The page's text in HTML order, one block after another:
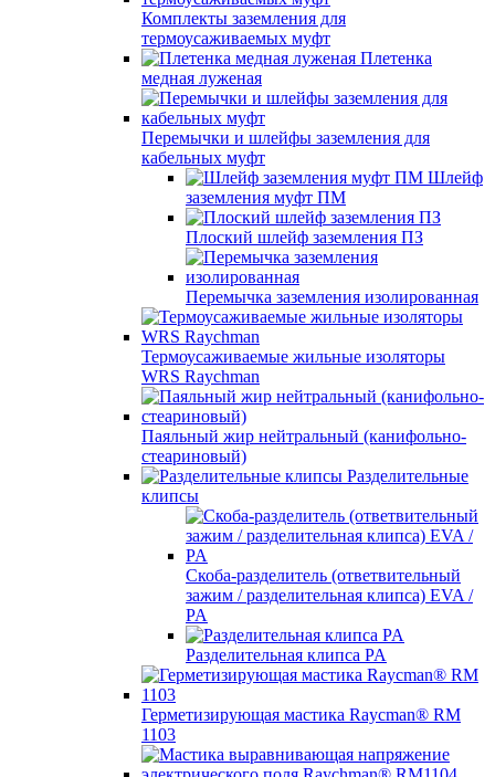
Комплекты заземления для
термоусаживаемых муфт
Плетенка
медная луженая
Перемычки и шлейфы заземления для
кабельных муфт
Шлейф
заземления муфт ПМ
Плоский шлейф заземления ПЗ
Перемычка заземления изолированная
Термоусаживаемые жильные изоляторы
WRS Raychman
Паяльный жир нейтральный (канифольно-
стеариновый)
Разделительные
клипсы
Скоба-разделитель (ответвительный
зажим / разделительная клипса) EVA /
PA
Разделительная клипса PA
Герметизирующая мастика Raycman® RM
1103